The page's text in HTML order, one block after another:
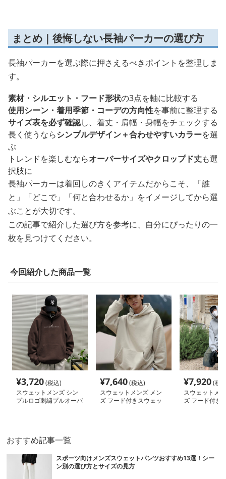
まとめ｜後悔しない長袖パーカーの選び方
長袖パーカーを選ぶ際に押さえるべきポイントを整理しま
す。
素材・シルエット・フード形状の3点を軸に比較する
使用シーン・着用季節・コーデの方向性を事前に整理する
サイズ表を必ず確認し、着丈・肩幅・身幅をチェックする
長く使うならシンプルデザイン＋合わせやすいカラーを選
ぶ
トレンドを楽しむならオーバーサイズやクロップド丈も選
択肢に
長袖パーカーは着回しのきくアイテムだからこそ、「誰
と」「どこで」「何と合わせるか」をイメージしてから選
ぶことが大切です。
この記事で紹介した選び方を参考に、自分にぴったりの一
枚を見つけてください。
今回紹介した商品一覧
¥3,720(税込)
スウェットメンズ シン
プルロゴ刺繍プルオーバ
¥7,640(税込)
スウェットメンズ メン
ズ フード付きスウェッ
¥7,920(税
スウェットメ
ズ フード付き
おすすめ記事一覧
スポーツ向けメンズスウェットパンツおすすめ13選！シー
ン別の選び方とサイズの見方